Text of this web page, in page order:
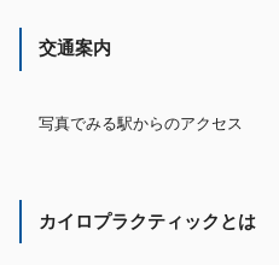
交通案内
写真でみる駅からのアクセス
カイロプラクティックとは